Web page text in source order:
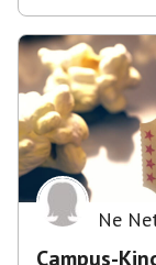
Ne
Campus-